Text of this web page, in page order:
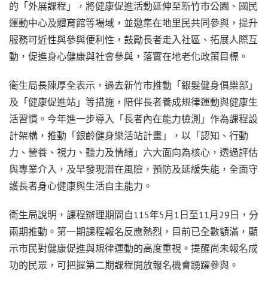
的「外展課程」，將健康促進活動延伸至新竹市公園、國民
運動中心及體育館等場域，並邀集在地里民共同參與，提升
服務可近性與參與便利性，鼓勵長者走入社區、拓展人際互
動，促進身心健康與社會參與，落實在地老化政策目標。
衛生局長陳厚全表示，過去新竹市推動「銀髮健身俱樂部」
及「健康促進站」等措施，陪伴長者養成規律運動與健康生
活習慣。今年進一步導入「長者內在能力檢測」作為課程設
計架構，推動「銀齡健身樂活站計畫」，以「認知、行動
力、營養、視力、聽力及情緒」六大面向為核心，透過評估
與專業介入，及早發現潛在風險，預防及延緩失能，全面守
護長者身心健康與生活自主能力。
衛生局說明，課程辦理期間自115年5月1日至11月29日，分
兩期推動。第一期課程報名反應熱烈，目前已全數額滿，顯
示市民對健康促進與規律運動的高度重視。提醒尚未報名成
功的民眾，可把握第二期課程開放報名機會踴躍參與。